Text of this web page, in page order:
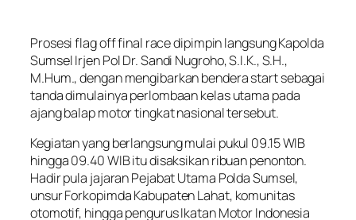
Prosesi flag off final race dipimpin langsung Kapolda
Sumsel Irjen Pol Dr. Sandi Nugroho, S.I.K., S.H.,
M.Hum., dengan mengibarkan bendera start sebagai
tanda dimulainya perlombaan kelas utama pada
ajang balap motor tingkat nasional tersebut.
Kegiatan yang berlangsung mulai pukul 09.15 WIB
hingga 09.40 WIB itu disaksikan ribuan penonton.
Hadir pula jajaran Pejabat Utama Polda Sumsel,
unsur Forkopimda Kabupaten Lahat, komunitas
otomotif, hingga pengurus Ikatan Motor Indonesia